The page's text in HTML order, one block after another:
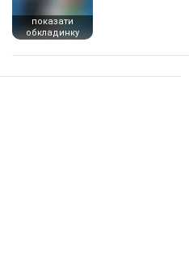
показати
обкладинку